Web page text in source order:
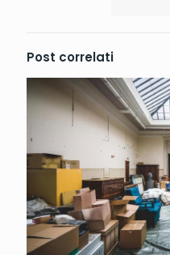
Post correlati